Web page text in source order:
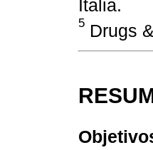
Italia.
5 Drugs